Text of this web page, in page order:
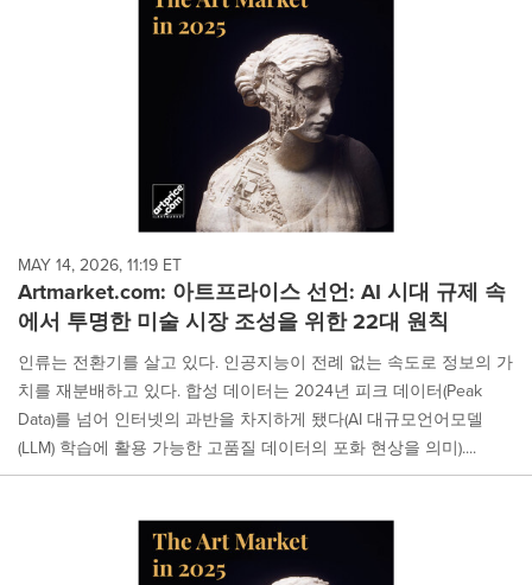
MAY 14, 2026, 11:19 ET
Artmarket.com: 아트프라이스 선언: AI 시대 규제 속
에서 투명한 미술 시장 조성을 위한 22대 원칙
인류는 전환기를 살고 있다. 인공지능이 전례 없는 속도로 정보의 가
치를 재분배하고 있다. 합성 데이터는 2024년 피크 데이터(Peak
Data)를 넘어 인터넷의 과반을 차지하게 됐다(AI 대규모언어모델
(LLM) 학습에 활용 가능한 고품질 데이터의 포화 현상을 의미)....